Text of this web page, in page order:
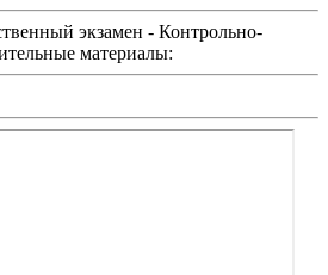
экзамен - Контрольно-
материалы: